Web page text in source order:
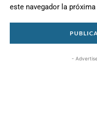
este navegador la
-